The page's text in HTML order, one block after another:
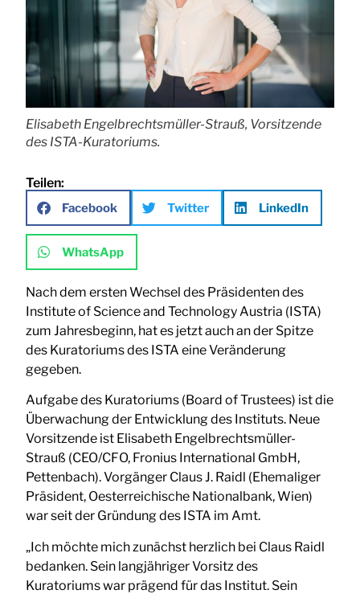
Elisabeth Engelbrechtsmüller-Strauß, Vorsitzende
des ISTA-Kuratoriums.
Teilen:
Facebook Twitter LinkedIn
WhatsApp
Nach dem ersten Wechsel des Präsidenten des
Institute of Science and Technology Austria (ISTA)
zum Jahresbeginn, hat es jetzt auch an der Spitze
des Kuratoriums des ISTA eine Veränderung
gegeben.
Aufgabe des Kuratoriums (Board of Trustees) ist die
Überwachung der Entwicklung des Instituts. Neue
Vorsitzende ist Elisabeth Engelbrechtsmüller-
Strauß (CEO/CFO, Fronius International GmbH,
Pettenbach). Vorgänger Claus J. Raidl (Ehemaliger
Präsident, Oesterreichische Nationalbank, Wien)
war seit der Gründung des ISTA im Amt.
„Ich möchte mich zunächst herzlich bei Claus Raidl
bedanken. Sein langjähriger Vorsitz des
Kuratoriums war prägend für das Institut. Sein